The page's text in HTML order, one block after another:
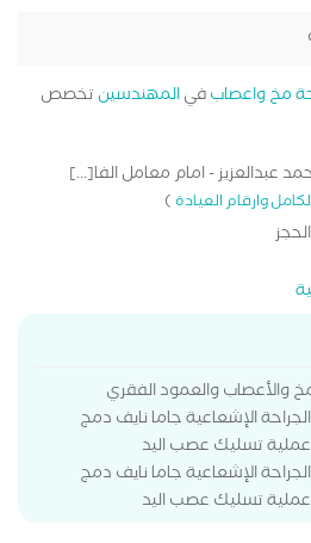
مخ واعصابفيالمهندسين تخصص
عبدالعزيز - امام معامل الفا[...]
وارقام العيادة)
والأعصاب والعمود الفقري
الإشعاعية جاما نايف دمج
تسليك عصب اليد
الإشعاعية جاما نايف دمج
تسليك عصب اليد